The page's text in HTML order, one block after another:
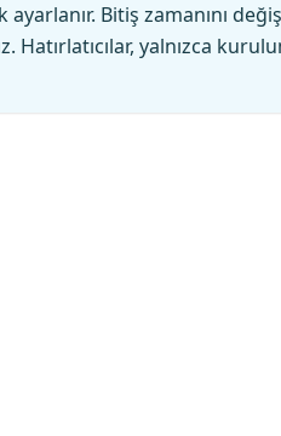
Bitiş zamanını
yalnızca